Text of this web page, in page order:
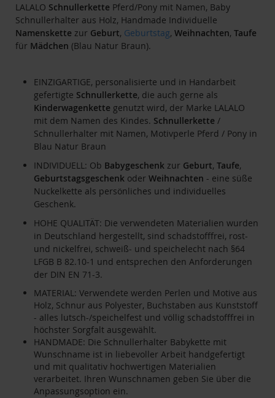
LALALO Schnullerkette Pferd/Pony mit Namen, Baby
Schnullerhalter aus Holz, Handmade Individuelle
Namenskette zur Geburt, Geburtstag, Weihnachten, Taufe
für Mädchen (Blau Natur Braun).
EINZIGARTIGE, personalisierte und in Handarbeit
gefertigte Schnullerkette, die auch gerne als
Kinderwagenkette genutzt wird, der Marke LALALO
mit dem Namen des Kindes. Schnullerkette /
Schnullerhalter mit Namen, Motivperle Pferd / Pony in
Blau Natur Braun
INDIVIDUELL: Ob Babygeschenk zur Geburt, Taufe,
Geburtstagsgeschenk oder Weihnachten - eine süße
Nuckelkette als persönliches und individuelles
Geschenk.
HOHE QUALITÄT: Die verwendeten Materialien wurden
in Deutschland hergestellt, sind schadstofffrei, rost-
und nickelfrei, schweiß- und speichelecht nach §64
LFGB B 82.10-1 und entsprechen den Anforderungen
der DIN EN 71-3.
MATERIAL: Verwendete werden Perlen und Motive aus
Holz, Schnur aus Polyester, Buchstaben aus Kunststoff
- alles lutsch-/speichelfest und völlig schadstofffrei in
höchster Sorgfalt ausgewählt.
HANDMADE: Die Schnullerhalter Babykette mit
Wunschname ist in liebevoller Arbeit handgefertigt
und mit qualitativ hochwertigen Materialien
verarbeitet. Ihren Wunschnamen geben Sie über die
Anpassungsoption ein.